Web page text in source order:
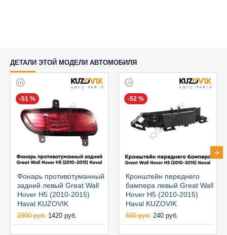
ДЕТАЛИ ЭТОЙ МОДЕЛИ АВТОМОБИЛЯ
-51 %
Фонарь противотуманный
задний левый Great Wall
Hover H5 (2010-2015)
Haval KUZOVIK
2900 руб. 1420 руб.
-52 %
Кронштейн переднего
бампера левый Great Wall
Hover H5 (2010-2015)
Haval KUZOVIK
500 руб. 240 руб.